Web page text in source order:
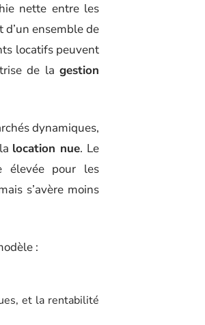
nette entre les
d’un ensemble de
locatifs peuvent
de la gestion
dynamiques,
location nue. Le
élevée pour les
s’avère moins
:
et la rentabilité